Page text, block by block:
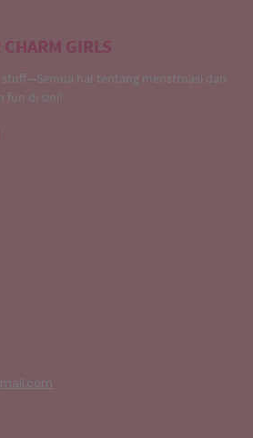
GIRLS
stuff—Semua hal tentang menstruasi dan
fun di sini!